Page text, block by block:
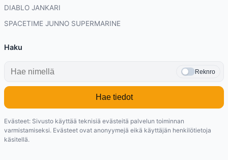
DIABLO JANKARI
SPACETIME JUNNO SUPERMARINE
Haku
Reknro
Hae tiedot
Evästeet: Sivusto käyttää teknisiä evästeitä palvelun toiminnan
varmistamiseksi. Evästeet ovat anonyymejä eikä käyttäjän henkilötietoja
käsitellä.